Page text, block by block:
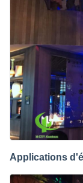
Applications